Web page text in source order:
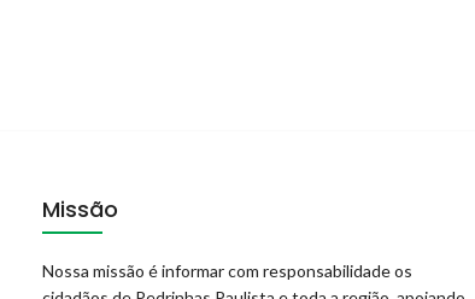
Missão
Nossa missão é informar com responsabilidade os